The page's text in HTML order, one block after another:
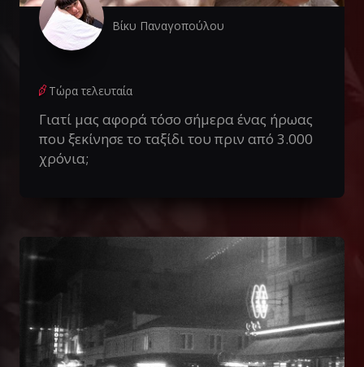
Βίκυ Παναγοπούλου
Τώρα τελευταία
Γιατί μας αφορά τόσο σήμερα ένας ήρωας
που ξεκίνησε το ταξίδι του πριν από 3.000
χρόνια;